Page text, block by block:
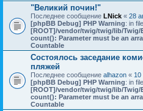
"Великий почин!"
Последнее сообщение LNick « 28
[phpBB Debug] PHP Warning: in file
[ROOT]/vendor/twig/twig/lib/Twig/
count(): Parameter must be an
Countable
Состоялось заседание
пляжей
Последнее сообщение alhazon « 10
[phpBB Debug] PHP Warning: in file
[ROOT]/vendor/twig/twig/lib/Twig/
count(): Parameter must be an
Countable